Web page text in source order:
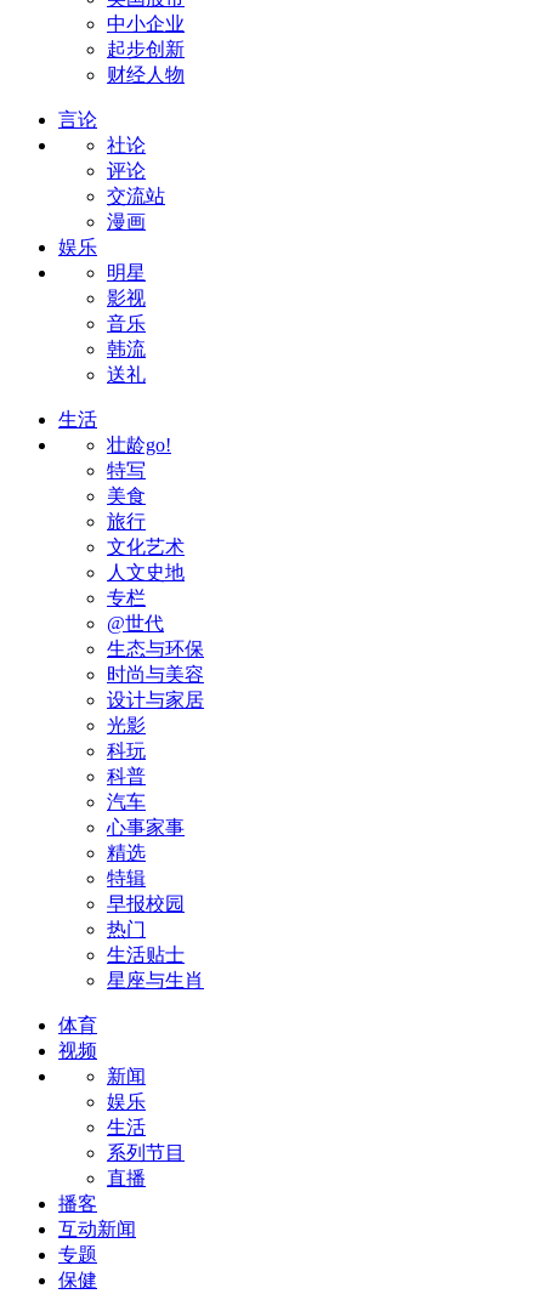
中小企业
起步创新
财经人物
言论
社论
评论
交流站
漫画
娱乐
明星
影视
音乐
韩流
送礼
生活
壮龄go!
特写
美食
旅行
文化艺术
人文史地
专栏
@世代
生态与环保
时尚与美容
设计与家居
光影
科玩
科普
汽车
心事家事
精选
特辑
早报校园
热门
生活贴士
星座与生肖
体育
视频
新闻
娱乐
生活
系列节目
直播
播客
互动新闻
专题
保健